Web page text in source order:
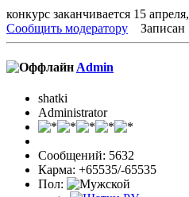
конкурс заканчивается 15
Сообщить модератору
Записан
Admin
shatki
Administrator
Сообщений: 5632
Карма: +65535/-65535
Пол: